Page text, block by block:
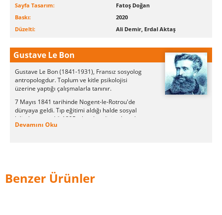
Sayfa Tasarım:
Fatoş Doğan
Baskı:
2020
Düzelti:
Ali Demir, Erdal Aktaş
Gustave Le Bon
Gustave Le Bon(1841-1931), Fransız sosyolog
antropologdur. Toplum ve kitle psikolojisi
üzerine yaptığı çalışmalarla tanınır.
7 Mayıs 1841 tarihinde Nogent-le-Rotrou'de
dünyaya geldi.Tıpeğitimi aldığı halde sosyal
bilimlere
yöneldi.1895 yılına kendisine büyük ün
kazandıran ve alanının öncü çalışmalarından biri
kitle psikolojisini yansıtan bir "kalabalık"
olduğunu savunuyordu. Ona göre bireyin zekâ
Devamını Oku
Benzer Ürünler